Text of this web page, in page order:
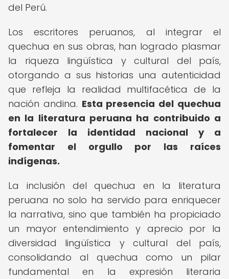
del Perú.
Los escritores peruanos, al integrar el
quechua en sus obras, han logrado plasmar
la riqueza lingüística y cultural del país,
otorgando a sus historias una autenticidad
que refleja la realidad multifacética de la
nación andina. Esta presencia del quechua
en la literatura peruana ha contribuido a
fortalecer la identidad nacional y a
fomentar el orgullo por las raíces
indígenas.
La inclusión del quechua en la literatura
peruana no solo ha servido para enriquecer
la narrativa, sino que también ha propiciado
un mayor entendimiento y aprecio por la
diversidad lingüística y cultural del país,
consolidando al quechua como un pilar
fundamental en la expresión literaria